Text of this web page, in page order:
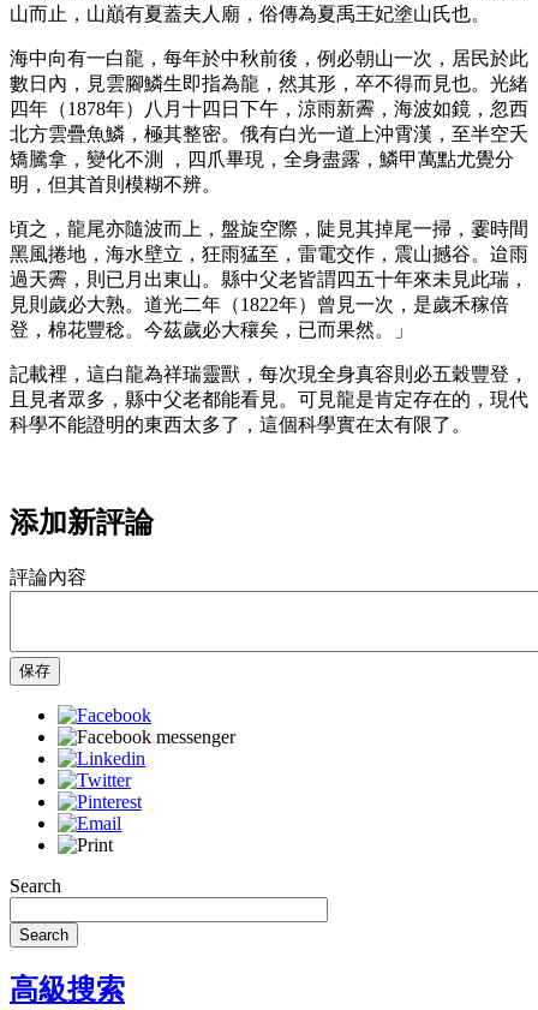
山而止，山巔有夏蓋夫人廟，俗傳為夏禹王妃塗山氏也。
海中向有一白龍，每年於中秋前後，例必朝山一次，居民於此
數日內，見雲腳鱗生即指為龍，然其形，卒不得而見也。光緒
四年（1878年）八月十四日下午，涼雨新霽，海波如鏡，忽西
北方雲疊魚鱗，極其整密。俄有白光一道上沖霄漢，至半空夭
矯騰拿，變化不測 ，四爪畢現，全身盡露，鱗甲萬點尤覺分
明，但其首則模糊不辨。
頃之，龍尾亦隨波而上，盤旋空際，陡見其掉尾一掃，霎時間
黑風捲地，海水壁立，狂雨猛至，雷電交作，震山撼谷。迨雨
過天霽，則已月出東山。縣中父老皆謂四五十年來未見此瑞，
見則歲必大熟。道光二年（1822年）曾見一次，是歲禾稼倍
登，棉花豐稔。今茲歲必大穰矣，已而果然。」
記載裡，這白龍為祥瑞靈獸，每次現全身真容則必五穀豐登，
且見者眾多，縣中父老都能看見。可見龍是肯定存在的，現代
科學不能證明的東西太多了，這個科學實在太有限了。
添加新評論
評論內容
保存
Search
Search
高級搜索